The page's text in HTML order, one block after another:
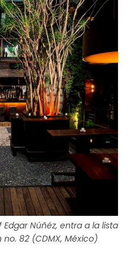
Núñéz, entra a la lista
82 (CDMX, México)